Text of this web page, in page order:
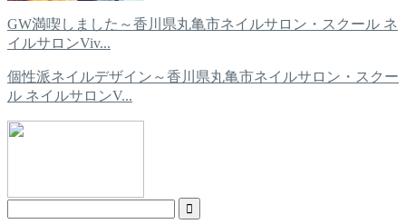
GW満喫しました～香川県丸亀市ネイルサロン・スクール ネ
イルサロンViv...
個性派ネイルデザイン～香川県丸亀市ネイルサロン・スクー
ル ネイルサロンV...